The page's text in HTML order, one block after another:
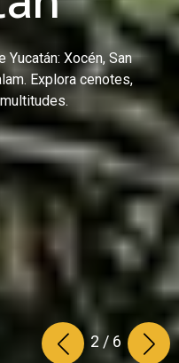
de Yucatán:
el kots’ob de
de Tekax.